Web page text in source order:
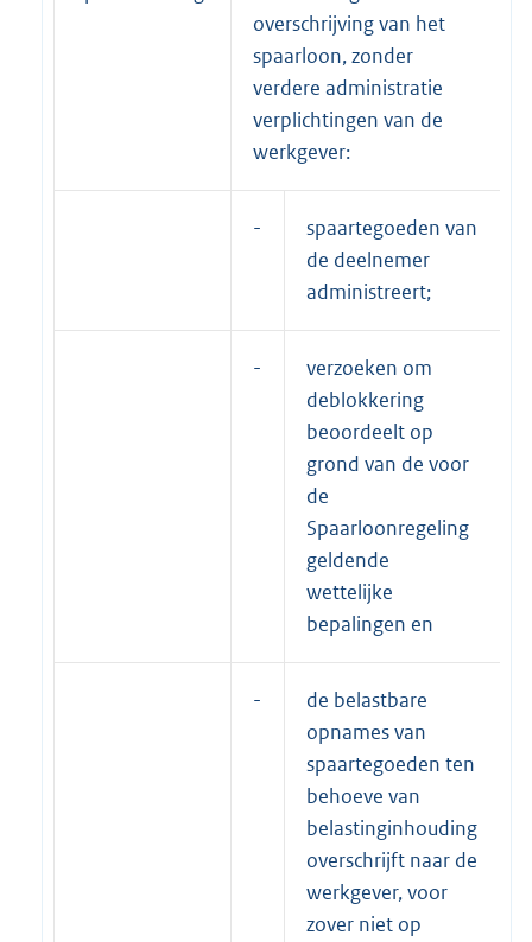
overschrijving van het
spaarloon, zonder
verdere administratie
verplichtingen van de
werkgever:
-
spaartegoeden van
de deelnemer
administreert;
-
verzoeken om
deblokkering
beoordeelt op
grond van de voor
de
Spaarloonregeling
geldende
wettelijke
bepalingen en
-
de belastbare
opnames van
spaartegoeden ten
behoeve van
belastinginhouding
overschrijft naar de
werkgever, voor
zover niet op